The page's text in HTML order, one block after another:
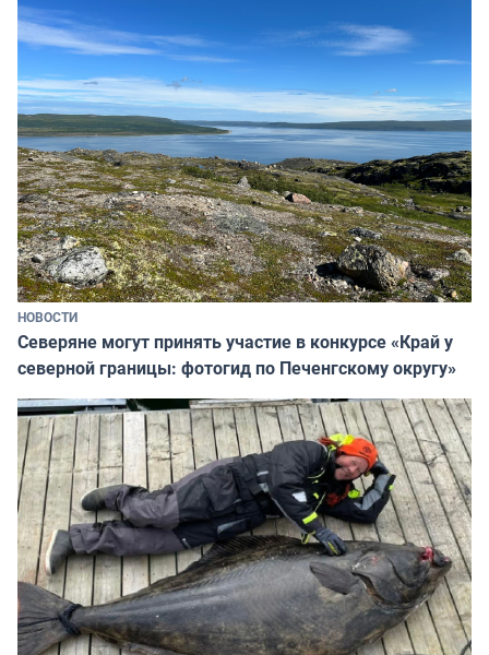
НОВОСТИ
Северяне могут принять участие в конкурсе «Край у
северной границы: фотогид по Печенгскому округу»